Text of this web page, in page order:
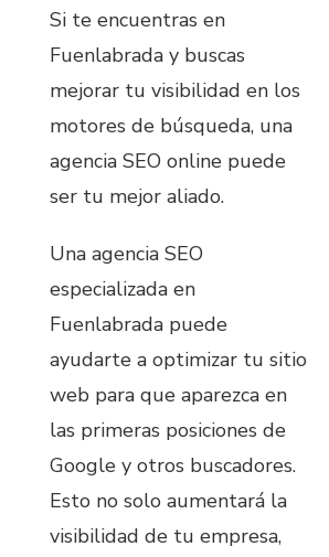
Si te encuentras en
Fuenlabrada y buscas
mejorar tu visibilidad en los
motores de búsqueda, una
agencia SEO online puede
ser tu mejor aliado.
Una agencia SEO
especializada en
Fuenlabrada puede
ayudarte a optimizar tu sitio
web para que aparezca en
las primeras posiciones de
Google y otros buscadores.
Esto no solo aumentará la
visibilidad de tu empresa,